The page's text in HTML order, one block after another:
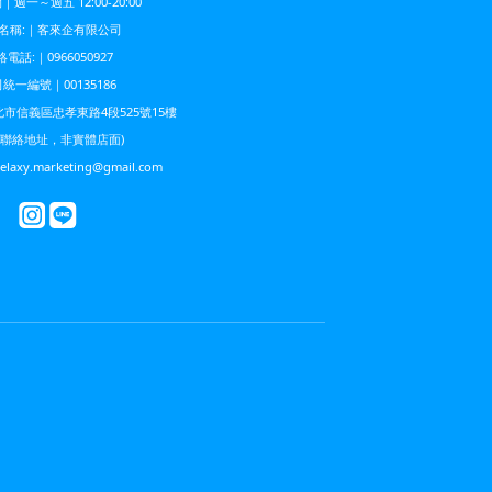
稱:｜客來企有限公司
電話:｜0966050927
統一編號｜00135186
信義區忠孝東路4段525號15樓
絡地址，非實體店面)